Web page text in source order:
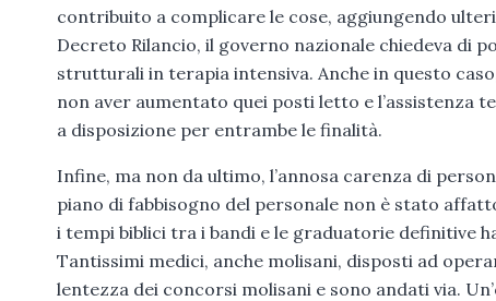
contribuito a complicare le cose, aggiungendo
Decreto Rilancio, il governo nazionale chiedeva di
strutturali in terapia intensiva. Anche in questo
non aver aumentato quei posti letto e
a disposizione per entrambe le finalità.
Infine, ma non da ultimo, l’annosa carenza di
piano di fabbisogno del personale non è stato
i tempi biblici tra i bandi e le graduatorie definitive
Tantissimi medici, anche molisani, disposti ad
lentezza dei concorsi molisani e sono andati via.